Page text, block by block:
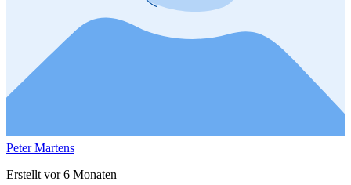
Peter Martens
Erstellt vor 6 Monaten